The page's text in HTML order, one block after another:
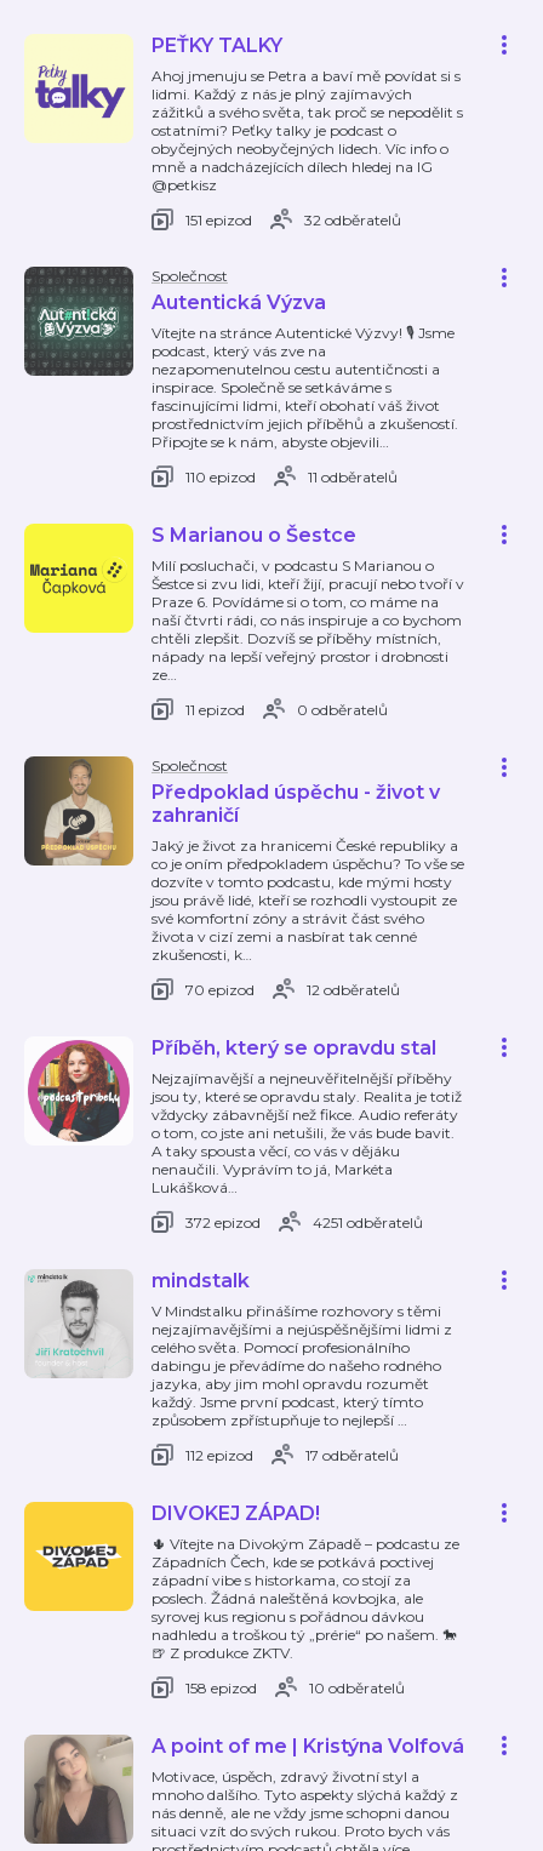
PEŤKY TALKY
Ahoj jmenuju se Petra a baví mě povídat si s
lidmi. Každý z nás je plný zajímavých
zážitků a svého světa, tak proč se nepodělit s
ostatními? Peťky talky je podcast o
obyčejných neobyčejných lidech. Víc info o
mně a nadcházejících dílech hledej na IG
@petkisz
151 epizod
32 odběratelů
Společnost
Autentická Výzva
Vítejte na stránce Autentické Výzvy! 🎙️ Jsme
podcast, který vás zve na
nezapomenutelnou cestu autentičnosti a
inspirace. Společně se setkáváme s
fascinujícími lidmi, kteří obohatí váš život
prostřednictvím jejich příběhů a zkušeností.
Připojte se k nám, abyste objevili…
110 epizod
11 odběratelů
S Marianou o Šestce
Milí posluchači, v podcastu S Marianou o
Šestce si zvu lidi, kteří žijí, pracují nebo tvoří v
Praze 6. Povídáme si o tom, co máme na
naší čtvrti rádi, co nás inspiruje a co bychom
chtěli zlepšit. Dozvíš se příběhy místních,
nápady na lepší veřejný prostor i drobnosti
ze…
11 epizod
0 odběratelů
Společnost
Předpoklad úspěchu - život v
zahraničí
Jaký je život za hranicemi České republiky a
co je oním předpokladem úspěchu? To vše se
dozvíte v tomto podcastu, kde mými hosty
jsou právě lidé, kteří se rozhodli vystoupit ze
své komfortní zóny a strávit část svého
života v cizí zemi a nasbírat tak cenné
zkušenosti, k…
70 epizod
12 odběratelů
Příběh, který se opravdu stal
Nejzajímavější a nejneuvěřitelnější příběhy
jsou ty, které se opravdu staly. Realita je totiž
vždycky zábavnější než fikce. Audio referáty
o tom, co jste ani netušili, že vás bude bavit.
A taky spousta věcí, co vás v dějáku
nenaučili. Vyprávím to já, Markéta
Lukášková…
372 epizod
4251 odběratelů
mindstalk
V Mindstalku přinášíme rozhovory s těmi
nejzajímavějšími a nejúspěšnějšími lidmi z
celého světa. Pomocí profesionálního
dabingu je převádíme do našeho rodného
jazyka, aby jim mohl opravdu rozumět
každý. Jsme první podcast, který tímto
způsobem zpřístupňuje to nejlepší …
112 epizod
17 odběratelů
DIVOKEJ ZÁPAD!
🌵 Vítejte na Divokým Západě – podcastu ze
Západních Čech, kde se potkává poctivej
západní vibe s historkama, co stojí za
poslech. Žádná naleštěná kovbojka, ale
syrovej kus regionu s pořádnou dávkou
nadhledu a troškou tý „prérie“ po našem. 🐎
🍺 Z produkce ZKTV.
158 epizod
10 odběratelů
A point of me | Kristýna Volfová
Motivace, úspěch, zdravý životní styl a
mnoho dalšího. Tyto aspekty slýchá každý z
nás denně, ale ne vždy jsme schopni danou
situaci vzít do svých rukou. Proto bych vás